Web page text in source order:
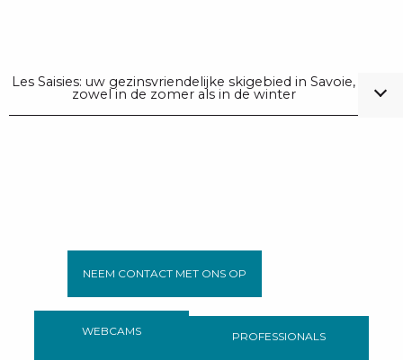
Les Saisies: uw gezinsvriendelijke skigebied in Savoie,
zowel in de zomer als in de winter
NEEM CONTACT MET ONS OP
WEBCAMS PROFESSIONALS